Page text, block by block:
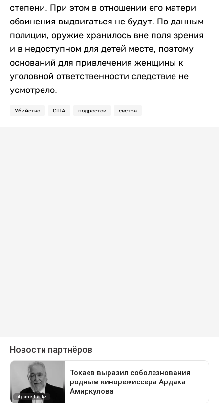
степени. При этом в отношении его матери
обвинения выдвигаться не будут. По данным
полиции, оружие хранилось вне поля зрения
и в недоступном для детей месте, поэтому
оснований для привлечения женщины к
уголовной ответственности следствие не
усмотрело.
Убийство США подросток сестра